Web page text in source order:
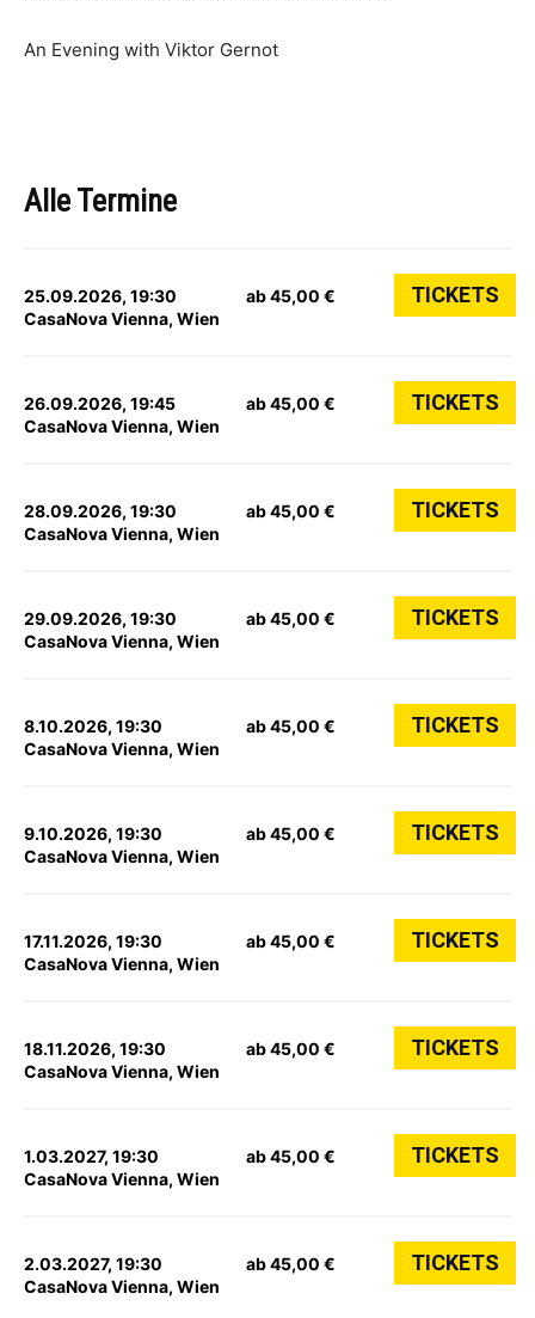
An Evening with Viktor Gernot
Alle Termine
25.09.2026, 19:30
CasaNova Vienna, Wien
ab 45,00 € TICKETS
26.09.2026, 19:45
CasaNova Vienna, Wien
ab 45,00 € TICKETS
28.09.2026, 19:30
CasaNova Vienna, Wien
ab 45,00 € TICKETS
29.09.2026, 19:30
CasaNova Vienna, Wien
ab 45,00 € TICKETS
8.10.2026, 19:30
CasaNova Vienna, Wien
ab 45,00 € TICKETS
9.10.2026, 19:30
CasaNova Vienna, Wien
ab 45,00 € TICKETS
17.11.2026, 19:30
CasaNova Vienna, Wien
ab 45,00 € TICKETS
18.11.2026, 19:30
CasaNova Vienna, Wien
ab 45,00 € TICKETS
1.03.2027, 19:30
CasaNova Vienna, Wien
ab 45,00 € TICKETS
2.03.2027, 19:30
CasaNova Vienna, Wien
ab 45,00 € TICKETS